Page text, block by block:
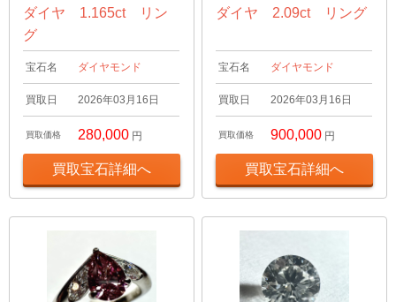
ダイヤ 1.165ct リン
グ
宝石名 ダイヤモンド
買取日 2026年03月16日
買取価格 280,000 円
買取宝石詳細へ
ダイヤ 2.09ct リング
宝石名 ダイヤモンド
買取日 2026年03月16日
買取価格 900,000 円
買取宝石詳細へ